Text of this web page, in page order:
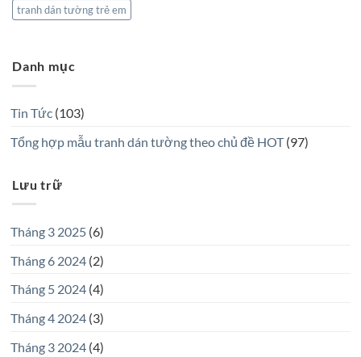
tranh dán tường trẻ em
Danh mục
Tin Tức(103)
Tổng hợp mẫu tranh dán tường theo chủ đề HOT(97)
Lưu trữ
Tháng 3 2025(6)
Tháng 6 2024(2)
Tháng 5 2024(4)
Tháng 4 2024(3)
Tháng 3 2024(4)